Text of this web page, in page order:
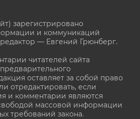
зарегистрировано
и коммуникаций
редактор — Евгений Грюнберг.
читателей сайта
оставляет за собой право
отредактировать, если
и комментарии являются
массовой информации
требований закона.